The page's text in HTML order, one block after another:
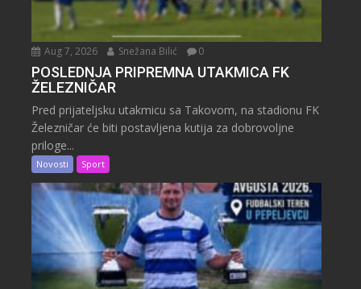
Aug 7, 2026 Snežana Bilić 0
POSLEDNJA PRIPREMNA UTAKMICA FK
ŽELEZNIČAR
Pred prijateljsku utakmicu sa Takovom, na stadionu FK
Železničar će biti postavljena kutija za dobrovoljne
priloge...
Novosti Sport